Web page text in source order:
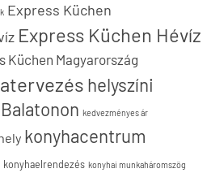
Express Küchen
Express Küchen Hévíz
Küchen Magyarország
helyszíni
kedvezményes ár
konyhacentrum
konyhaelrendezés konyhai munkaháromszög